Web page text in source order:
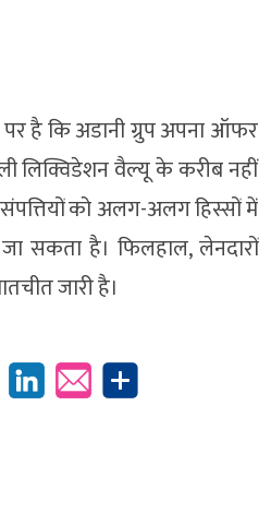
है कि अडानी ग्रुप अपना ऑफर
लिक्विडेशन वैल्यू के करीब नहीं
को अलग-अलग हिस्सों में
सकता है। फिलहाल, लेनदारों
जारी है।